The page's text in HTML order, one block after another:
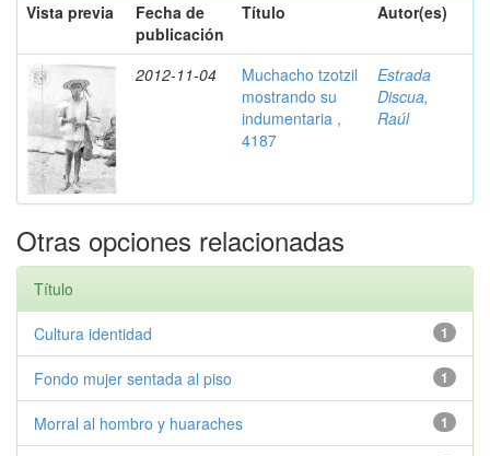
Vista previa
Fecha de
publicación
Título Autor(es)
2012-11-04
Muchacho tzotzil
mostrando su
indumentaria ,
4187
Estrada
Discua,
Raúl
Otras opciones relacionadas
Título
1
Cultura identidad
1
Fondo mujer sentada al piso
1
Morral al hombro y huaraches